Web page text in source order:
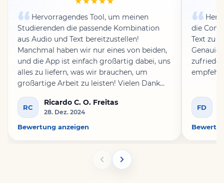
Hervorragendes Tool, um meinen
Studierenden die passende Kombination
aus Audio und Text bereitzustellen!
Manchmal haben wir nur eines von beiden,
und die App ist einfach großartig dabei, uns
alles zu liefern, was wir brauchen, um
großartige Arbeit zu leisten! Vielen Dank
RC
Ricardo C. O. Freitas
28. Dez. 2024
Bewertung anzeigen
die
Text zu
FD